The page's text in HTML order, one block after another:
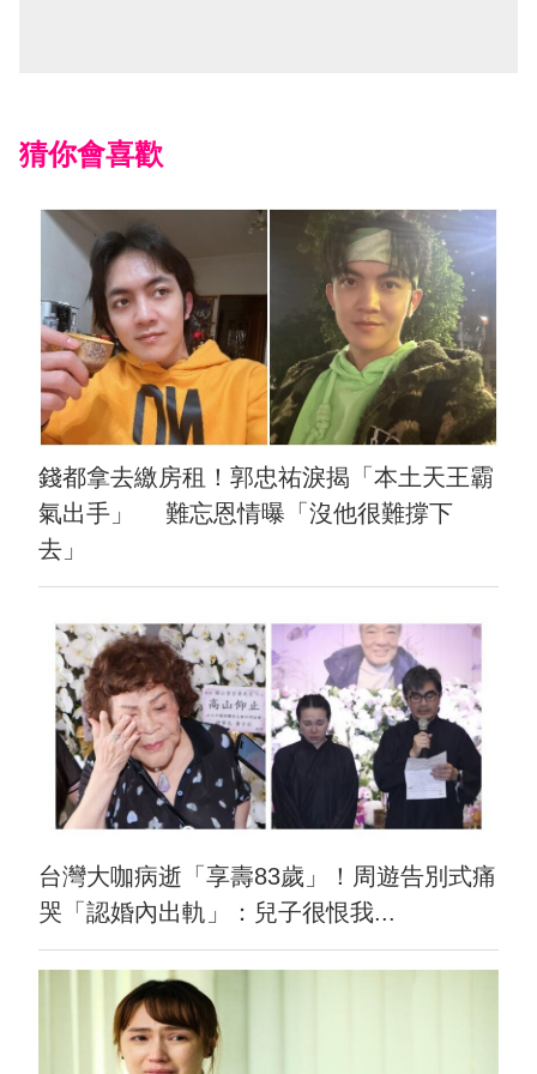
猜你會喜歡
錢都拿去繳房租！郭忠祐淚揭「本土天王霸
氣出手」 難忘恩情曝「沒他很難撐下
去」
台灣大咖病逝「享壽83歲」！周遊告別式痛
哭「認婚內出軌」：兒子很恨我...